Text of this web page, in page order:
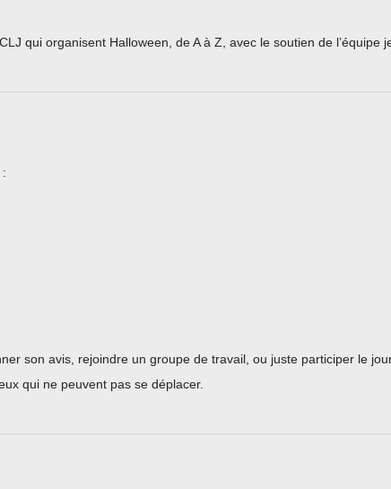
qui organisent Halloween, de A à Z, avec le soutien de l’équipe
:
son avis, rejoindre un groupe de travail, ou juste participer le
qui ne peuvent pas se déplacer.